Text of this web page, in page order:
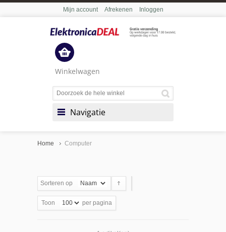
Mijn account Afrekenen Inloggen
Winkelwagen
Navigatie
Home Computer
Sorteren op
Toon per pagina